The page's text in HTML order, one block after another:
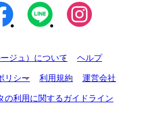
ジュ）について ヘルプ
リシー 利用規約 運営会社
の利用に関するガイドライン